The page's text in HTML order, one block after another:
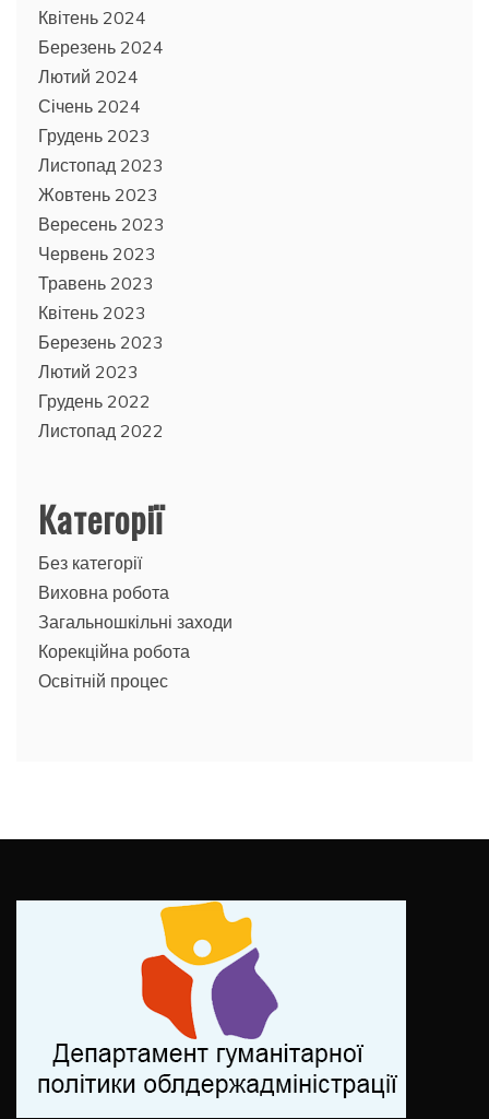
Квітень 2024
Березень 2024
Лютий 2024
Січень 2024
Грудень 2023
Листопад 2023
Жовтень 2023
Вересень 2023
Червень 2023
Травень 2023
Квітень 2023
Березень 2023
Лютий 2023
Грудень 2022
Листопад 2022
Категорії
Без категорії
Виховна робота
Загальношкільні заходи
Корекційна робота
Освітній процес